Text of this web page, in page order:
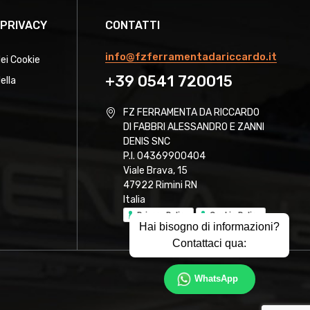
Hai bisogno di informazioni?
Contattaci qua:
WhatsApp
CONTATTI
info@fzferramentadariccardo.it
+39 0541 720015
FZ FERRAMENTA DA RICCARDO
DI FABBRI ALESSANDRO E ZANNI
DENIS SNC
P.I. 04369900404
Viale Brava, 15
47922 Rimini RN
Italia
Privacy Policy Cookie Policy
Cookie